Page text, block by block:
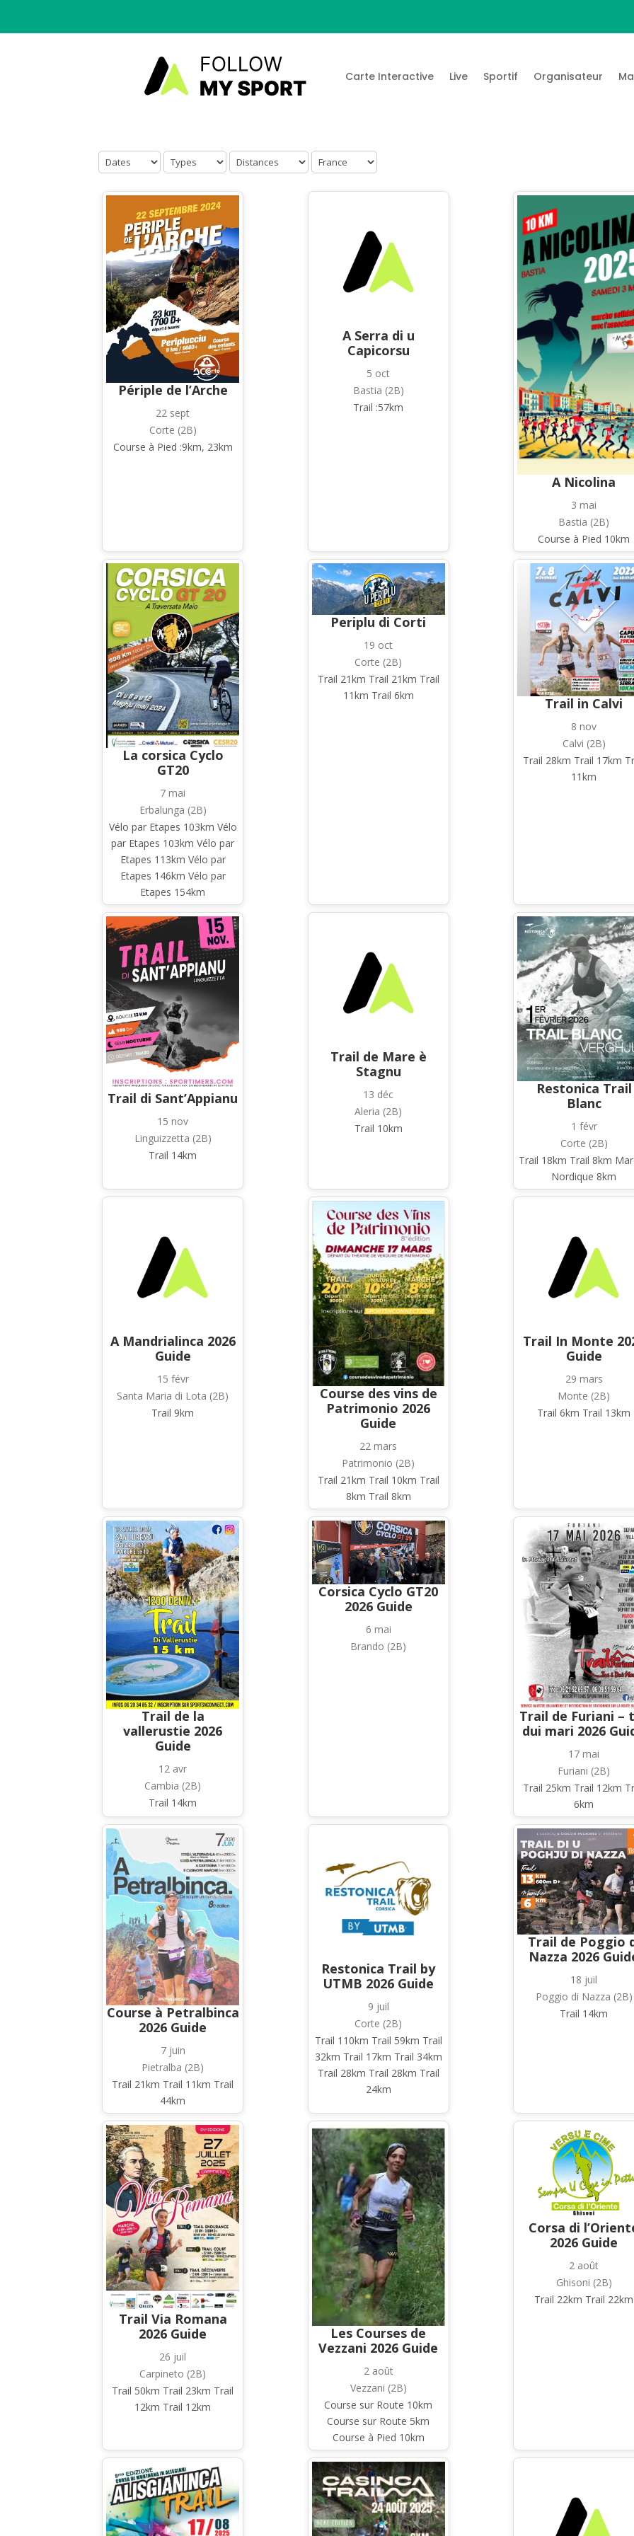
Carte Interactive Live Sportif Organisateur
Périple de l’Arche
22 sept
Corte (2B)
Course à Pied :9km, 23km
A Serra di u
Capicorsu
5 oct
Bastia (2B)
Trail :57km
A Nicolina
3 mai
Bastia (2B)
Course à Pied 10km
La corsica Cyclo
GT20
7 mai
Erbalunga (2B)
Vélo par Etapes 103km Vélo
par Etapes 103km Vélo par
Etapes 113km Vélo par
Etapes 146km Vélo par
Etapes 154km
Periplu di Corti
19 oct
Corte (2B)
Trail 21km Trail 21km Trail
11km Trail 6km
Trail in Calvi
8 nov
Calvi (2B)
Trail 28km Trail 17km
11km
Trail di Sant’Appianu
15 nov
Linguizzetta (2B)
Trail 14km
Trail de Mare è
Stagnu
13 déc
Aleria (2B)
Trail 10km
Restonica Trail
Blanc
1 févr
Corte (2B)
Trail 18km Trail 8km
Nordique 8km
A Mandrialinca 2026
Guide
15 févr
Santa Maria di Lota (2B)
Trail 9km
Course des vins de
Patrimonio 2026
Guide
22 mars
Patrimonio (2B)
Trail 21km Trail 10km Trail
8km Trail 8km
Trail In Monte
Guide
29 mars
Monte (2B)
Trail 6km Trail 13km
Trail de la
vallerustie 2026
Guide
12 avr
Cambia (2B)
Trail 14km
Corsica Cyclo GT20
2026 Guide
6 mai
Brando (2B)
Trail de Furiani –
dui mari 2026
17 mai
Furiani (2B)
Trail 25km Trail 12km
6km
Course à Petralbinca
2026 Guide
7 juin
Pietralba (2B)
Trail 21km Trail 11km Trail
44km
Restonica Trail by
UTMB 2026 Guide
9 juil
Corte (2B)
Trail 110km Trail 59km Trail
32km Trail 17km Trail 34km
Trail 28km Trail 28km Trail
24km
Trail de Poggio
Nazza 2026
18 juil
Poggio di Nazza (2B)
Trail 14km
Trail Via Romana
2026 Guide
26 juil
Carpineto (2B)
Trail 50km Trail 23km Trail
12km Trail 12km
Les Courses de
Vezzani 2026 Guide
2 août
Vezzani (2B)
Course sur Route 10km
Course sur Route 5km
Course à Pied 10km
Corsa di
2026 Guide
2 août
Ghisoni (2B)
Trail 22km Trail 22km